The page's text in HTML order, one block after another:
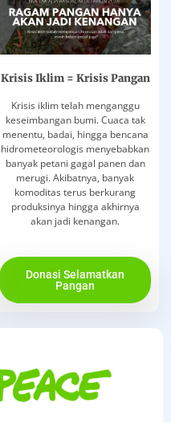
Krisis Iklim = Krisis Pangan
Krisis iklim telah menganggu
keseimbangan bumi. Cuaca tak
menentu, badai, hingga bencana
hidrometeorologis menyebabkan
banyak petani gagal panen dan
merugi. Akibatnya, banyak
komoditas terus berkurang
produksinya hingga akhirnya
akan jadi kenangan.
Donasi Selamatkan
Pangan